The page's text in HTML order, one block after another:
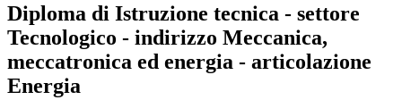
Diploma di Istruzione tecnica - settore
Tecnologico - indirizzo Meccanica,
meccatronica ed energia - articolazione
Energia